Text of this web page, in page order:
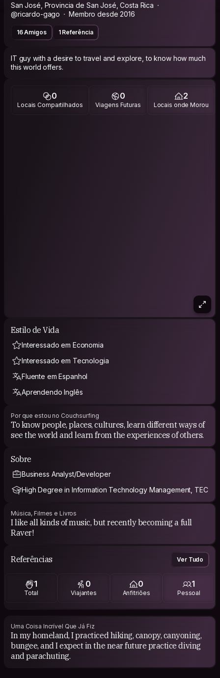
San José, Provincia de San José, Costa Rica
@ricardo-gago
Membro desde 2016
16 Amigos 1 Referência
IT guy with a desire to travel and explore, to know how much
this world offers.
0
Locais Compartilhados
0
Viagens Futuras
2
Locais onde Morou
Estilo de Vida
Interessado em Economia
Interessado em Tecnologia
Fluente em Espanhol
Aprendendo Inglês
Por que estou no Couchsurfing
To know people, places, cultures, learn different ways of
see the world and learn from the experiences of others.
Sobre
Business Analyst/Developer
High Degree in Information Technology Management, TEC
Música, Filmes e Livros
I like all kinds of music, but recently becoming a full
Raver!
Referências Ver Tudo
1
Total
0
Viajantes
0
Anfitriões
1
Pessoal
Uma Coisa Incrível Que Já Fiz
In my homeland, I practiced hiking, canopy, canyoning,
bungee, and I expect in the near future practice diving
and parachuting.